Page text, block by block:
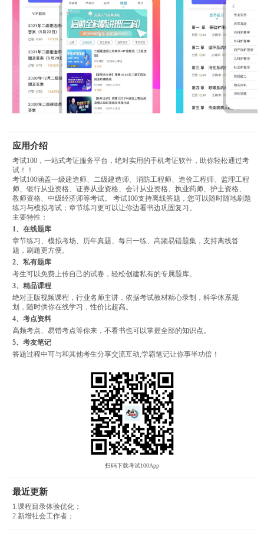
应用介绍
考试100，一站式考证服务平台，绝对实用的手机考证软件，助你轻松通过考
试！！
考试100涵盖一级建造师、二级建造师、消防工程师、造价工程师、监理工程
师、银行从业资格、证券从业资格、会计从业资格、执业药师、护士资格、
教师资格、中级经济师等考试。 考试100支持离线答题，您可以随时随地刷题
练习与模拟考试；章节练习更可以让你边看书边巩固复习。
主要特性：
1、在线题库
章节练习、模拟考场、历年真题、每日一练、高频易错题集，支持离线答
题，刷题更方便。
2、私有题库
考生可以免费上传自己的试卷，轻松创建私有的专属题库。
3、精品课程
绝对正版视频课程，行业名师主讲，依据考试教材精心录制，科学体系规
划，随时供你在线学习，性价比超高。
4、考点资料
高频考点、易错考点等你来，不看书也可以掌握全部的知识点。
5、考友笔记
答题过程中可与和其他考生分享交流互动,学霸笔记让你事半功倍！
扫码下载考试100App
最近更新
1.课程目录体验优化；
2.新增社会工作者；